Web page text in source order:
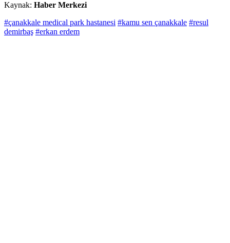
Kaynak: Haber Merkezi
#çanakkale medical park hastanesi #kamu sen çanakkale #resul
demirbaş #erkan erdem